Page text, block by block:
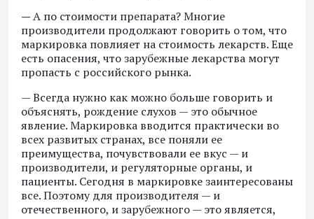
—А по стоимости препарата? Многие
производители продолжают говорить о том, что
маркировка повлияет на стоимость лекарств. Еще
есть опасения, что зарубежные лекарства могут
пропасть с российского рынка.
— Всегда нужно как можно больше говорить и
объяснять, рождение слухов — это обычное
явление. Маркировка вводится практически во
всех развитых странах, все поняли ее
преимущества, почувствовали ее вкус — и
производители, и регуляторные органы, и
пациенты. Сегодня в маркировке заинтересованы
все. Поэтому для производителя — и
отечественного, и зарубежного — это является,